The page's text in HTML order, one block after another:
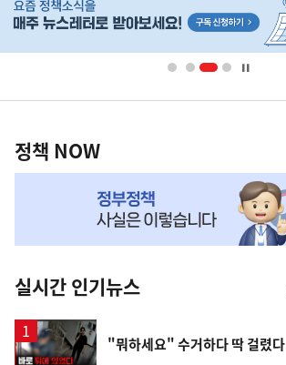
단
배
영
책
NOW,
뉴
스
정책 NOW
실시간 인기뉴스
영
상
"뭐하세요" 수거하다 딱 걸렸다